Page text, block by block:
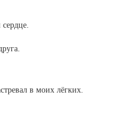
сердце.
в моих лёгких.